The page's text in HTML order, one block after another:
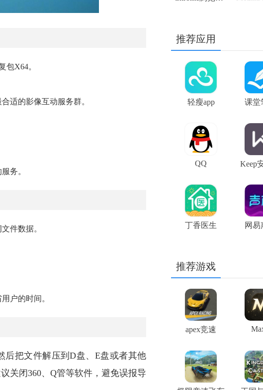
包X64。
适的影像互动服务群。
务。
件数据。
户的时间。
后把文件解压到D盘、E盘或者其他
关闭360、Q管等软件，避免误报导
推荐应用
轻瘦app 课堂
QQ Keep
丁香医生 网易
推荐游戏
apex竞速